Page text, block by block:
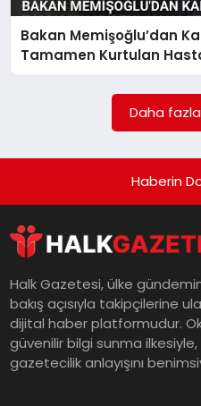
MAGAZIN
SPOR
TEKNOLOJI
YAŞAM
Bakan Memişoğlu’dan
Tamamen Kurtulan
Daha
Haberin
Halk Gazetesi, ülke
bakış açısıyla takipçilerine
dijital haber platformudur.
güvenilir bilgi sunma
gazetecilik anlayışını